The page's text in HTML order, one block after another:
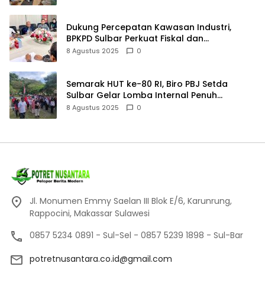
Dukung Percepatan Kawasan Industri,
BPKPD Sulbar Perkuat Fiskal dan
Perencanaan Pendapatan
8 Agustus 2025 0
Semarak HUT ke-80 RI, Biro PBJ Setda
Sulbar Gelar Lomba Internal Penuh
Kebersamaan
8 Agustus 2025 0
Jl. Monumen Emmy Saelan III Blok E/6, Karunrung,
Rappocini, Makassar Sulawesi
0857 5234 0891 - Sul-Sel - 0857 5239 1898 - Sul-Bar
potretnusantara.co.id@gmail.com